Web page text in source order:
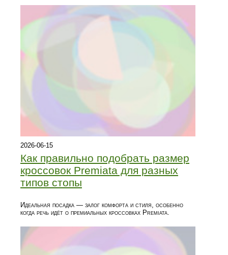
2026-06-15
Как правильно подобрать размер
кроссовок Premiata для разных
типов стопы
Идеальная посадка — залог комфорта и стиля, особенно
когда речь идёт о премиальных кроссовках Premiata.